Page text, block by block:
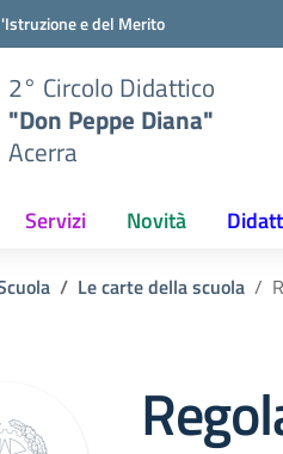
e del Merito
2° Circolo Didattico
"Don Peppe Diana"
Acerra
Servizi Novità
Le carte della scuola